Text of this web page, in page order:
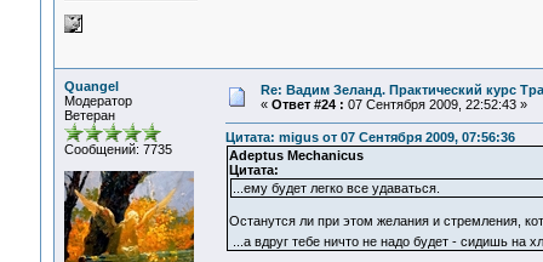
Quangel
Модератор
Ветеран
Сообщений: 7735
Re: Вадим Зеланд. Практический курс
« Ответ #24 : 07 Сентября 2009, 22:52:43 »
Цитата: migus от 07 Сентября 2009, 07:56:36
Adeptus Mechanicus
Цитата:
...ему будет легко все удаваться.
Останутся ли при этом желания и стремления,
...а вдруг тебе ничто не надо будет - сидишь на